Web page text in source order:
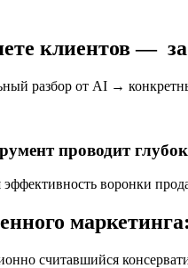
клиентов —
разбор от AI →
проводит
эффективность воронки
считавшийся